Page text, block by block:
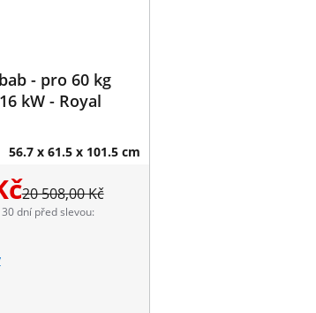
- pro 60 kg
kW - Royal
56.7 x 61.5 x 101.5 cm
20 508,00 Kč
dní před slevou: